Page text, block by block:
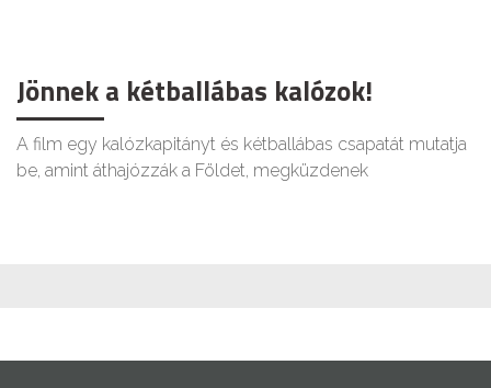
Jönnek a kétballábas kalózok!
A film egy kalózkapitányt és kétballábas csapatát mutatja
be, amint áthajózzák a Földet, megküzdenek